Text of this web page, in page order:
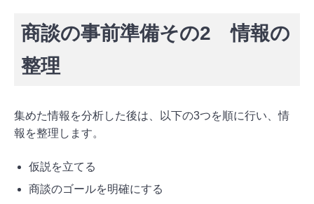
商談の事前準備その2 情報の
整理
集めた情報を分析した後は、以下の3つを順に行い、情
報を整理します。
仮説を立てる
商談のゴールを明確にする